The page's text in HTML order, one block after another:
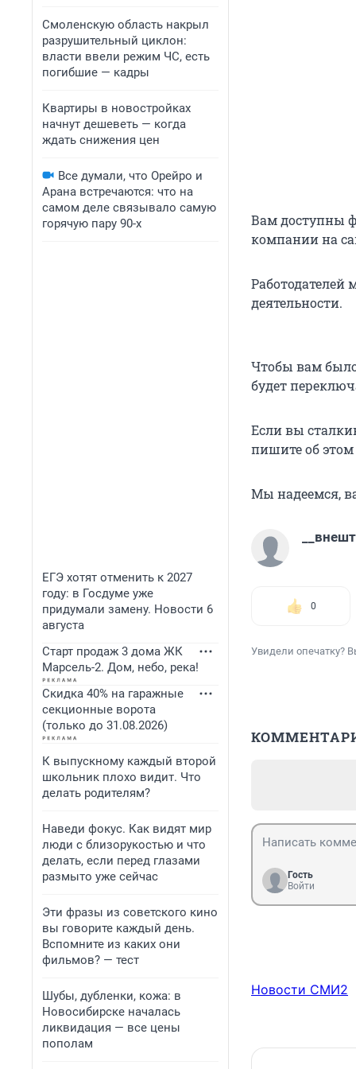
Смоленскую область накрыл
разрушительный циклон:
власти ввели режим ЧС, есть
погибшие — кадры
Квартиры в новостройках
начнут дешеветь — когда
ждать снижения цен
Все думали, что Орейро и
Арана встречаются: что на
самом деле связывало самую
горячую пару 90-х
ЕГЭ хотят отменить к 2027
году: в Госдуме уже
придумали замену. Новости 6
августа
Старт продаж 3 дома ЖК
Марсель-2. Дом, небо, река!
Скидка 40% на гаражные
секционные ворота
(только до 31.08.2026)
К выпускному каждый второй
школьник плохо видит. Что
делать родителям?
Наведи фокус. Как видят мир
люди с близорукостью и что
делать, если перед глазами
размыто уже сейчас
Эти фразы из советского кино
вы говорите каждый день.
Вспомните из каких они
фильмов? — тест
Шубы, дубленки, кожа: в
Новосибирске началась
ликвидация — все цены
пополам
Вам доступны
компании на
Работодателей
деятельности.
Чтобы вам
будет
Если вы
пишите об
Мы надеемся,
0
Увидели опечатку?
Гость
Войти
Новости СМИ2